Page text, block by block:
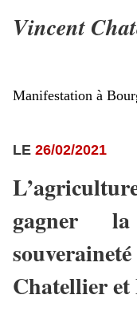
Vincent
Manifestation à
LE 26/02/2021
gagner
Chatellier et